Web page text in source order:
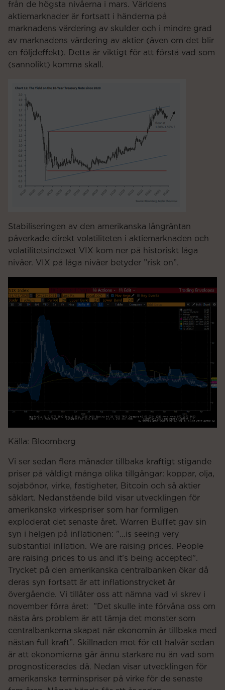
från de högsta nivåerna i mars. Världens
aktiemarknader är fortsatt i händerna på
marknadens värdering av skulder och i mindre grad
av marknadens värdering av aktier (även om det blir
en följdeffekt). Detta är viktigt för att förstå vad som
(sannolikt) komma skall.
Stabiliseringen av den amerikanska långräntan
påverkade direkt volatiliteten i aktiemarknaden och
volatilitetsindexet VIX kom ner på historiskt låga
nivåer. VIX på låga nivåer betyder ”risk on”.
Källa: Bloomberg
Vi ser sedan flera månader tillbaka kraftigt stigande
priser på väldigt många olika tillgångar: koppar, olja,
sojabönor, virke, fastigheter, Bitcoin och så aktier
såklart. Nedanstående bild visar utvecklingen för
amerikanska virkespriser som har formligen
exploderat det senaste året. Warren Buffet gav sin
syn i helgen på inflationen: ”…is seeing very
substantial inflation. We are raising prices. People
are raising prices to us and it’s being accepted”.
Trycket på den amerikanska centralbanken ökar då
deras syn fortsatt är att inflationstrycket är
övergående. Vi tillåter oss att nämna vad vi skrev i
november förra året: ”Det skulle inte förvåna oss om
nästa års problem är att tämja det monster som
centralbankerna skapat när ekonomin är tillbaka med
nästan full kraft”. Skillnaden mot för ett halvår sedan
är att ekonomierna går ännu starkare nu än vad som
prognosticerades då. Nedan visar utvecklingen för
amerikanska terminspriser på virke för de senaste